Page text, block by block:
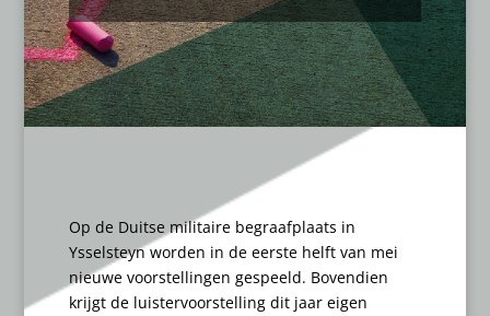
Op de Duitse militaire begraafplaats in
Ysselsteyn worden in de eerste helft van mei
nieuwe voorstellingen gespeeld. Bovendien
krijgt de luistervoorstelling dit jaar eigen